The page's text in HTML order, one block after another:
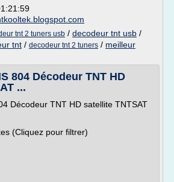
tnt 2 tuners usb / decodeur tnt usb /
tnt / decodeur tnt 2 tuners / meilleur
804 Décodeur TNT HD
...
Décodeur TNT HD satellite TNTSAT
(Cliquez pour filtrer)